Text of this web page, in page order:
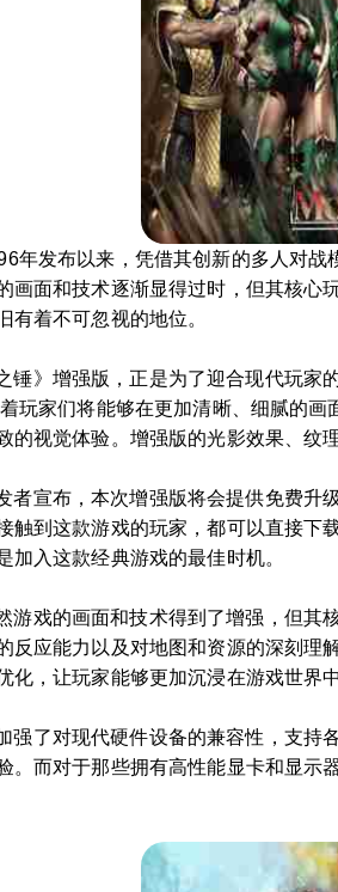
年发布以来，凭借其创新的多人对
画面和技术逐渐显得过时，但其核
有着不可忽视的地位。
锤》增强版，正是为了迎合现代玩家
玩家们将能够在更加清晰、细腻的
的视觉体验。增强版的光影效果、纹
者宣布，本次增强版将会提供免费升
触到这款游戏的玩家，都可以直接下
加入这款经典游戏的最佳时机。
游戏的画面和技术得到了增强，但其
反应能力以及对地图和资源的深刻
化，让玩家能够更加沉浸在游戏世界
强了对现代硬件设备的兼容性，支持
。而对于那些拥有高性能显卡和显